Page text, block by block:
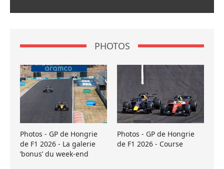
PHOTOS
Photos - GP de Hongrie
de F1 2026 - La galerie
’bonus’ du week-end
Photos - GP de Hongrie
de F1 2026 - Course